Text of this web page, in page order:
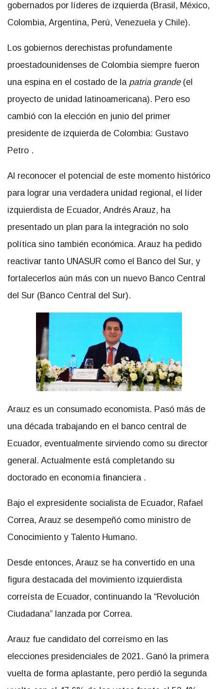
gobernados por líderes de izquierda (Brasil, México,
Colombia, Argentina, Perú, Venezuela y Chile).
Los gobiernos derechistas profundamente
proestadounidenses de Colombia siempre fueron
una espina en el costado de la patria grande(el
proyecto de unidad latinoamericana). Pero eso
cambió con la elección en junio del primer
presidente de izquierda de Colombia: Gustavo
Petro .
Al reconocer el potencial de este momento histórico
para lograr una verdadera unidad regional, el líder
izquierdista de Ecuador, Andrés Arauz, ha
presentado un plan para la integración no solo
política sino también económica. Arauz ha pedido
reactivar tanto UNASUR como el Banco del Sur, y
fortalecerlos aún más con un nuevo Banco Central
del Sur (Banco Central del Sur).
Arauz es un consumado economista. Pasó más de
una década trabajando en el banco central de
Ecuador, eventualmente sirviendo como su director
general. Actualmente está completando su
doctorado en economía financiera .
Bajo el expresidente socialista de Ecuador, Rafael
Correa, Arauz se desempeñó como ministro de
Conocimiento y Talento Humano.
Desde entonces, Arauz se ha convertido en una
figura destacada del movimiento izquierdista
correísta de Ecuador, continuando la “Revolución
Ciudadana” lanzada por Correa.
Arauz fue candidato del correísmo en las
elecciones presidenciales de 2021. Ganó la primera
vuelta de forma aplastante, pero perdió la segunda